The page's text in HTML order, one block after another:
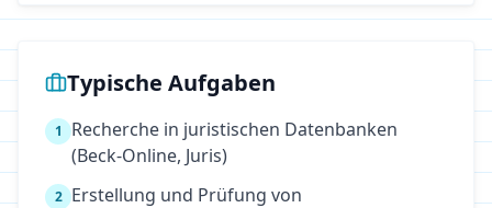
Typische Aufgaben
1
Recherche in juristischen Datenbanken
(Beck-Online, Juris)
2 Erstellung und Prüfung von